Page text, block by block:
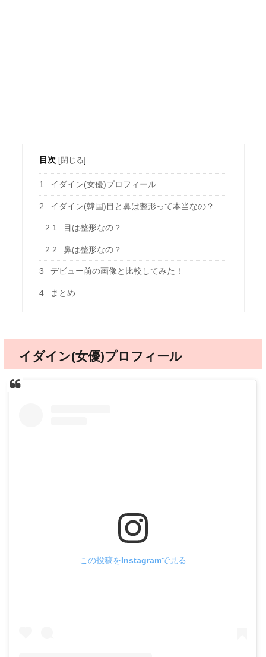
目次 [閉じる]
1 イダイン(女優)プロフィール
2 イダイン(韓国)目と鼻は整形って本当なの？
2.1 目は整形なの？
2.2 鼻は整形なの？
3 デビュー前の画像と比較してみた！
4 まとめ
イダイン(女優)プロフィール
この投稿をInstagramで見る